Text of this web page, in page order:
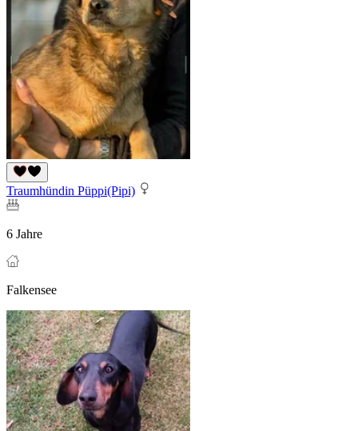
Traumhündin Püppi(Pipi)
6 Jahre
Falkensee